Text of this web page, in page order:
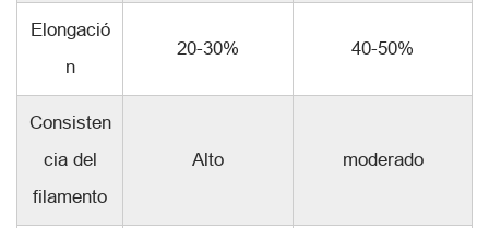
Elongació
n
20-30% 40-50%
Consisten
cia del
filamento
Alto moderado